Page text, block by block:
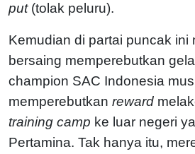
put(tolak peluru).
Kemudian di partai puncak ini
bersaing memperebutkan
champion SAC Indonesia
memperebutkan reward
training camp ke luar negeri
Pertamina. Tak hanya itu,